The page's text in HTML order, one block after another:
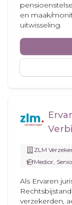
en maak/
uitwisseling.
ZLM
Medior,
Als Ervaren
verzekerden,